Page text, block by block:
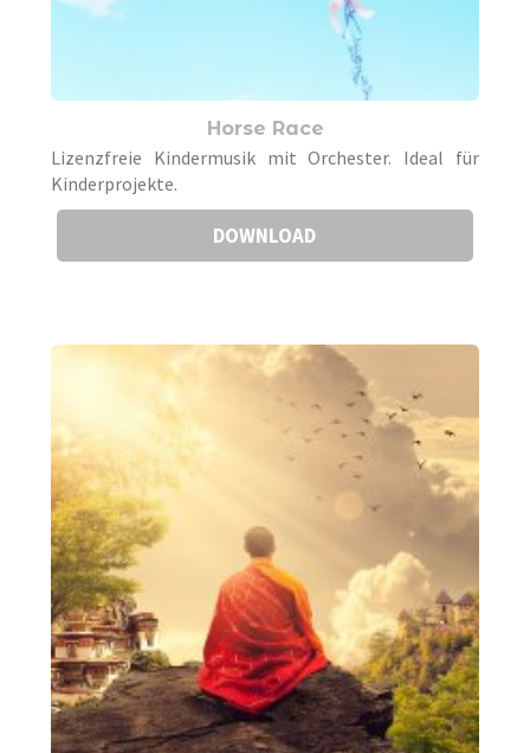
Horse Race
Lizenzfreie Kindermusik mit Orchester. Ideal für
Kinderprojekte.
DOWNLOAD